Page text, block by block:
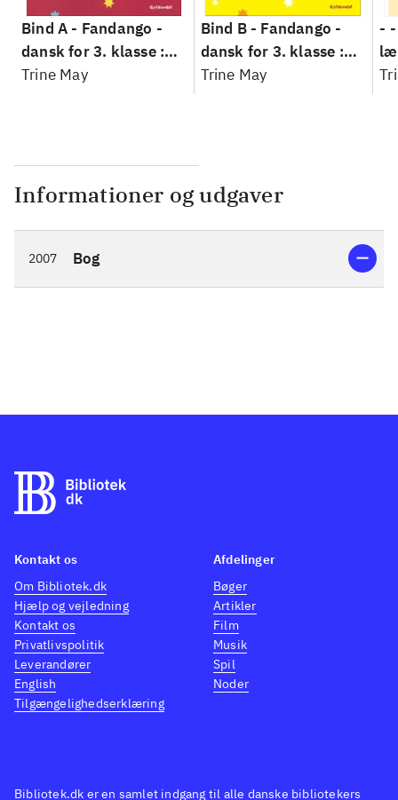
Bind A - Fandango -
dansk for 3. klasse :
grundbog --
Trine May
Bind B - Fandango -
dansk for 3. klasse :
grundbog --
Trine May
-
Informationer og udgaver
2007 Bog
Bibliotek.dk er en samlet indgang til alle danske bibliotekers
Kontakt os
Om Bibliotek.dk
Hjælp og vejledning
Kontakt os
Privatlivspolitik
Leverandører
English
Tilgængelighedserklæring
Afdelinger
Bøger
Artikler
Film
Musik
Spil
Noder